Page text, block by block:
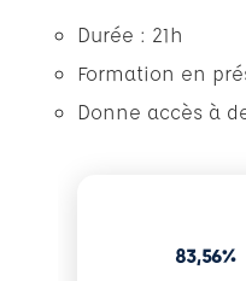
Durée : 21h
Formation en
Donne accès à
83,56%